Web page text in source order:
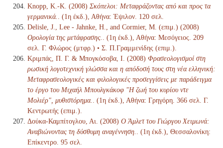
Knopp, K.-K. (2008) Σκόπελοι: Μεταφράζοντας από και προς τα
γερμανικά.
. (1η έκδ.), Αθήνα: Έψιλον. 120 σελ.
Delisle, J., Lee - Jahnke, H., and Cormier, M. (επιμ.) (2008)
Ορολογία της μετάφρασης.
. (1η έκδ.), Αθήνα: Μεσόγειος. 209
σελ. Γ. Φλώρος (μτφρ.) • Σ. Π.Γραμμενίδης (επιμ.).
Κριμπάς, Π. Γ. & Μπογκόσοβα, Ι. (2008) Φρασεολογισμοί στη
ρωσική λογοτεχνική γλώσσα και η απόδοσή τους στη νέα ελληνική:
Μεταφρασεολογικές και φιλολογικές προσεγγίσεις με παράδειγμα
το έργο του Μιχαήλ Μπουλγκάκοφ "Η ζωή του κυρίου ντε
Μολιέρ", μυθιστόρημα.
. (1η έκδ.), Αθήνα: Γρηγόρη. 366 σελ. Γ.
Κεντρωτής (επιμ.).
Δούκα-Καμπίτογλου, Αι. (2008) Ο Άμλετ του Γιώργου Χειμωνά:
Αναβιώνοντας τη δύσθυμη αναγέννηση.
. (1η έκδ.), Θεσσαλονίκη:
Επίκεντρο. 95 σελ.